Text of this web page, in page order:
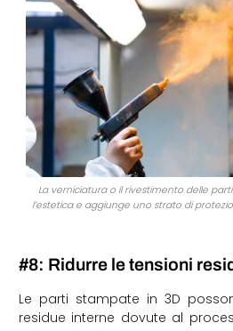
La verniciatura o il rivestimento delle
l’estetica e aggiunge uno strato di
#8: Ridurre le tensioni
Le parti stampate in 3D
residue interne dovute al